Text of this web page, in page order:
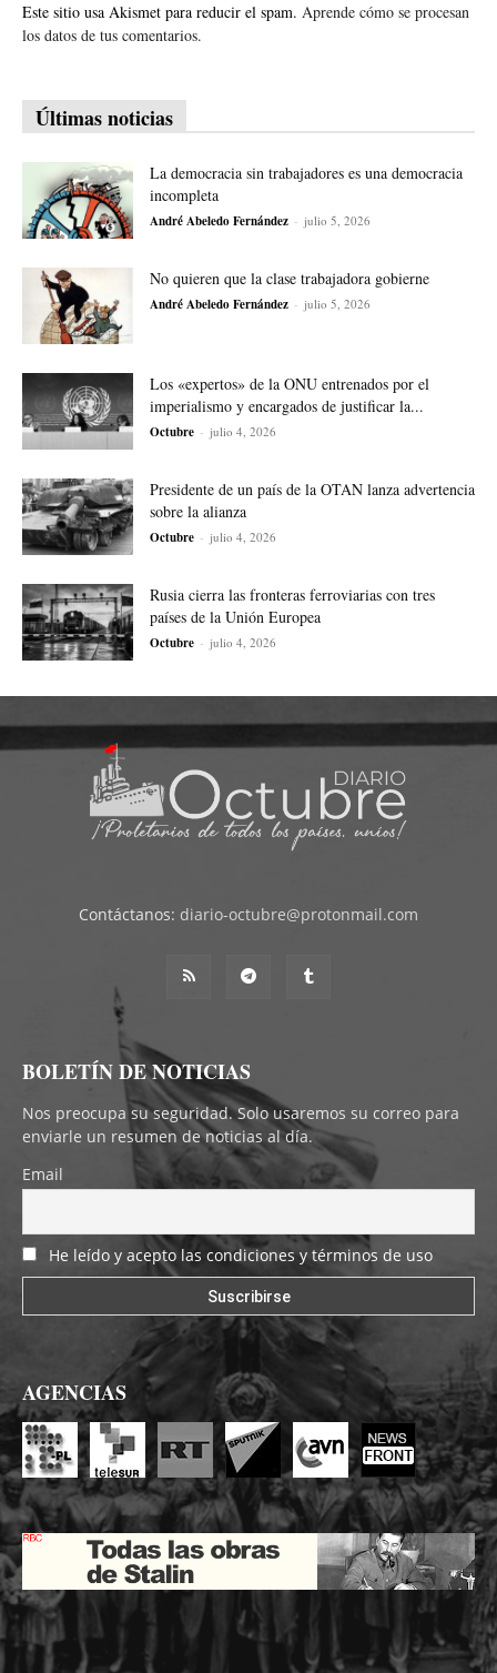
Este sitio usa Akismet para reducir el spam. Aprende cómo se procesan
los datos de tus comentarios.
Últimas noticias
La democracia sin trabajadores es una democracia
incompleta
André Abeledo Fernández - julio 5, 2026
No quieren que la clase trabajadora gobierne
André Abeledo Fernández - julio 5, 2026
Los «expertos» de la ONU entrenados por el
imperialismo y encargados de justificar la...
Octubre - julio 4, 2026
Presidente de un país de la OTAN lanza advertencia
sobre la alianza
Octubre - julio 4, 2026
Rusia cierra las fronteras ferroviarias con tres
países de la Unión Europea
Octubre - julio 4, 2026
Contáctanos: diario-octubre@protonmail.com
BOLETÍN DE NOTICIAS
Nos preocupa su seguridad. Solo usaremos su correo para
enviarle un resumen de noticias al día.
Email
He leído y acepto las condiciones y términos de uso
AGENCIAS